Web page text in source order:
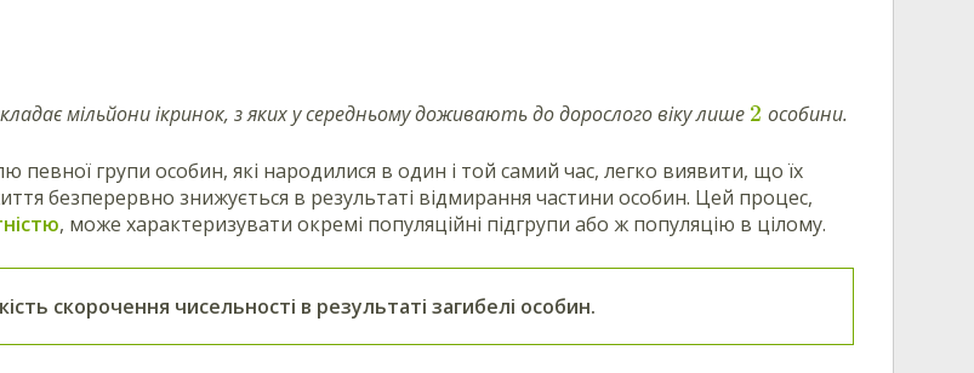
мільйони ікринок, з яких у середньому доживають до дорослого віку лише 2 особини.
групи особин, які народилися в один і той самий час, легко виявити, що їх
безперервно знижується в результаті відмирання частини особин. Цей процес,
, може характеризувати окремі популяційні підгрупи або ж популяцію в цілому.
скорочення чисельності в результаті загибелі особин.